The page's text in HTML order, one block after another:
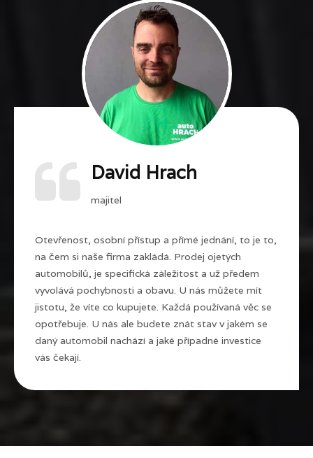
David Hrach
majitel
Otevřenost, osobní přístup a přímé jednání, to je to,
na čem si naše firma zakládá. Prodej ojetých
automobilů, je specifická záležitost a už předem
vyvolává pochybnosti a obavu. U nás můžete mít
jistotu, že víte co kupujete. Každá používaná věc se
opotřebuje. U nás ale budete znát stav v jakém se
daný automobil nachází a jaké případné investice
vás čekají.